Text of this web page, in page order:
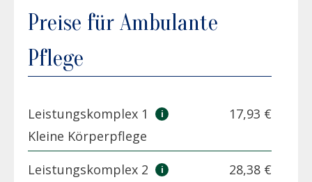
Preise für Ambulante
Pflege
Leistungskomplex 1
Kleine Körperpflege
17,93 €
Leistungskomplex 2
28,38 €